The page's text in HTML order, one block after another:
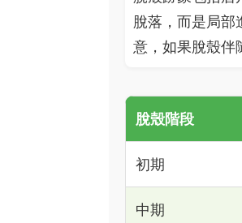
脫落，而是局部
意，如果脫殼伴
脫殼階段
初期
中期